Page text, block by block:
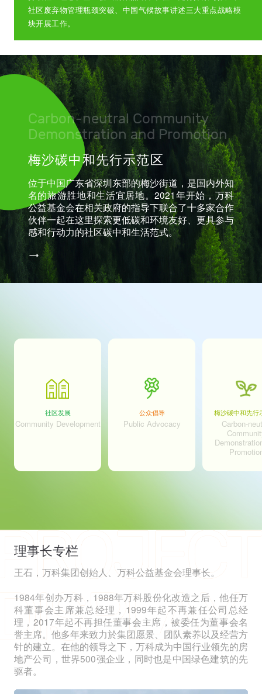
社区废弃物管理瓶颈突破、中国气候故事讲述三大重点战略模
块开展工作。
Carbon-neutral Community
Demonstration and Promotion
梅沙碳中和先行示范区
位于中国广东省深圳东部的梅沙街道，是国内外知
名的旅游胜地和生活宜居地。2021年开始，万科
公益基金会在相关政府的指导下联合了十多家合作
伙伴一起在这里探索更低碳和环境友好、更具参与
感和行动力的社区碳中和生活范式。
社区发展
Community Development
公众倡导
Public Advocacy
梅沙碳中和先行
Carbon-
理事长专栏
王石，万科集团创始人、万科公益基金会理事长。
1984年创办万科，1988年万科股份化改造之后，他任万
科董事会主席兼总经理，1999年起不再兼任公司总经
理，2017年起不再担任董事会主席，被委任为董事会名
誉主席。他多年来致力於集团愿景、团队素养以及经营方
针的建立。在他的领导之下，万科成为中国行业领先的房
地产公司，世界500强企业，同时也是中国绿色建筑的先
驱者。